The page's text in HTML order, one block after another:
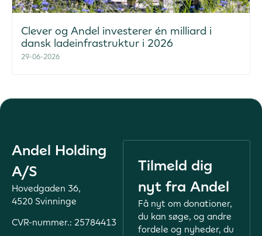
Clever og Andel investerer én milliard i
dansk ladeinfrastruktur i 2026
29-06-2026
Andel Holding
A/S
Hovedgaden 36,
4520 Svinninge
CVR-nummer.: 25784413
Tilmeld dig
nyt fra Andel
Få nyt om donationer,
du kan søge, og andre
fordele og nyheder, du